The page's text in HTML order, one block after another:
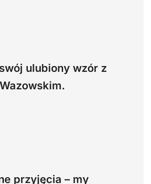
ulubiony wzór z
przyjęcia – my